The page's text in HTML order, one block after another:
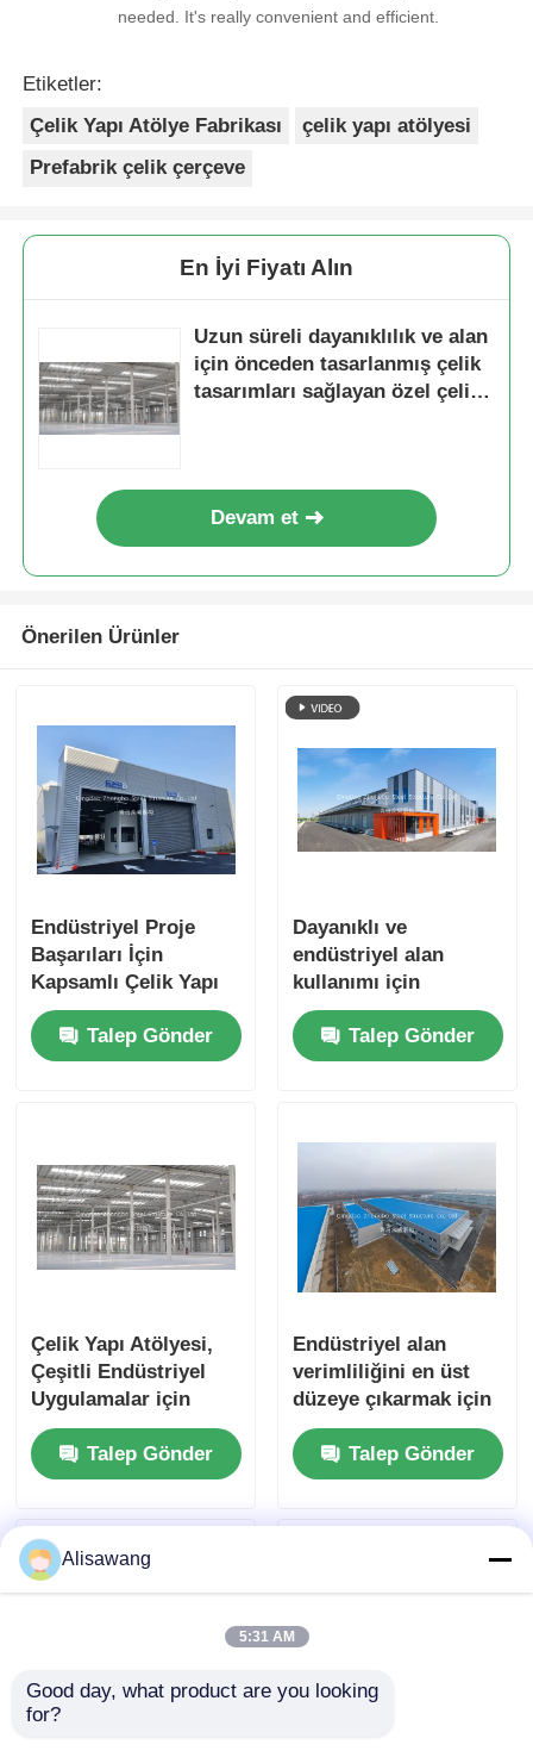
needed. It's really convenient and efficient.
Etiketler:
Çelik Yapı Atölye Fabrikası
çelik yapı atölyesi
Prefabrik çelik çerçeve
En İyi Fiyatı Alın
Uzun süreli dayanıklılık ve alan
için önceden tasarlanmış çelik
tasarımları sağlayan özel çelik
Devam et
Önerilen Ürünler
Endüstriyel Proje
Başarıları İçin
Kapsamlı Çelik Yapı
Atölyesi İnşaat ve
Mühendislik
Hizmetleri
Talep Gönder
Dayanıklı ve
endüstriyel alan
kullanımı için
önceden tasarlanmış
çelik tasarımlar
sağlayan Özel Çelik
Talep Gönder
Çelik Yapı Atölyesi,
Çeşitli Endüstriyel
Uygulamalar için
Tasarım ve İnşaat
HizmetleriTalep Gönder
Endüstriyel alan
verimliliğini en üst
düzeye çıkarmak için
özelleştirilebilir
önceden tasarlanmış
çelik çözümleri ile
Talep Gönder
Alisawang
5:31 AM
Good day, what product are you looking
for?